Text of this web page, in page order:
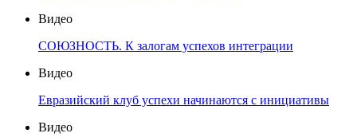
Видео
СОЮЗНОСТЬ. К залогам успехов интеграции
Видео
Евразийский клуб успехи начинаются с инициативы
Видео